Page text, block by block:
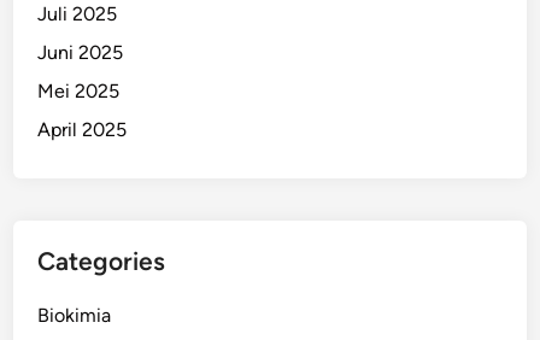
Juli 2025
Juni 2025
Mei 2025
April 2025
Categories
Biokimia